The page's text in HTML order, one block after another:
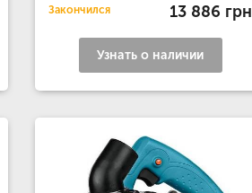
Закончился 13 886 грн
Узнать о наличии